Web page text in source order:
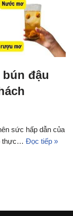
đậu
sức hấp dẫn của
thực… Đọc tiếp »